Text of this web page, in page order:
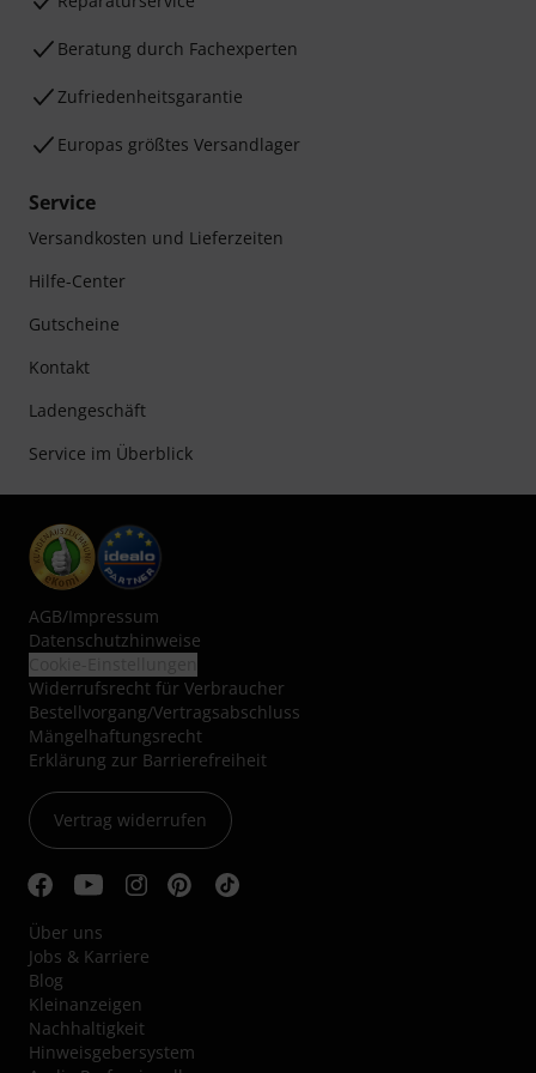
Beratung durch Fachexperten
Zufriedenheitsgarantie
Europas größtes Versandlager
Service
Versandkosten und Lieferzeiten
Hilfe-Center
Gutscheine
Kontakt
Ladengeschäft
Service im Überblick
AGB/Impressum
Datenschutzhinweise
Widerrufsrecht für Verbraucher
Bestellvorgang/Vertragsabschluss
Mängelhaftungsrecht
Erklärung zur Barrierefreiheit
Vertrag widerrufen
Über uns
Jobs & Karriere
Blog
Kleinanzeigen
Nachhaltigkeit
Hinweisgebersystem